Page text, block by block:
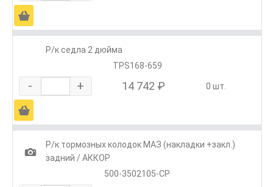
Ä
Р/к седла 2 дюйма
TPS168-659
- + 14 742 ₽ 0 шт.
Ä
1
Р/к тормозных колодок МАЗ (накладки +закл.)
задний / АККОР
500-3502105-СР